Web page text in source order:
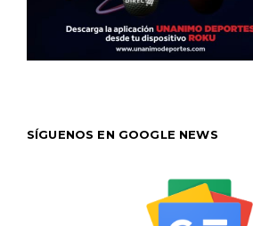
SÍGUENOS EN GOOGLE NEWS